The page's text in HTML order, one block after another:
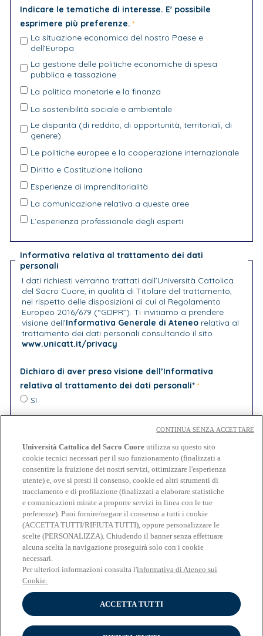
Indicare le tematiche di interesse. E' possibile
esprimere più preferenze.
La situazione economica del nostro Paese e
dell’Europa
La gestione delle politiche economiche di spesa
pubblica e tassazione
La politica monetarie e la finanza
La sostenibilità sociale e ambientale
Le disparità (di reddito, di opportunità, territoriali, di
genere)
Le politiche europee e la cooperazione internazionale
Diritto e Costituzione italiana
Esperienze di imprenditorialità
La comunicazione relativa a queste aree
L’esperienza professionale degli esperti
Informativa relativa al trattamento dei dati
personali
I dati richiesti verranno trattati dall’Università Cattolica
del Sacro Cuore, in qualità di Titolare del trattamento,
nel rispetto delle disposizioni di cui al Regolamento
Europeo 2016/679 (“GDPR”). Ti invitiamo a prendere
visione dell’Informativa Generale di Ateneo relativa al
trattamento dei dati personali consultando il sito
www.unicatt.it/privacy
Dichiaro di aver preso visione dell’Informativa
relativa al trattamento dei dati personali*
SI
comunicazioni e materiale
informativoaventi come oggetto:iscrizione ad eventi
organizzati da partner di Università Cattolicae/o
soggetti terzi, attività promozionali, indagini legate
a iniziative di ricerca- lettera e) dell'Informativa
PRESTO IL CONSENSO
NEGO IL CONSENSO
Università Cattolica del Sacro Cuore utilizza su questo sito
cookie tecnici necessari per il suo funzionamento (finalizzati a
consentire la fruizione dei nostri servizi, ottimizzare l'esperienza
utente) e, ove si presti il consenso, cookie ed altri strumenti di
tracciamento e di profilazione (finalizzati a elaborare statistiche
e comunicazioni mirate a proporre servizi in linea con le tue
preferenze). Puoi fornire/negare il consenso a tutti i cookie
(ACCETTA TUTTI/RIFIUTA TUTTI), oppure personalizzare le
scelte (PERSONALIZZA). Chiudendo il banner senza effettuare
alcuna scelta la navigazione proseguirà solo con i cookie
necessari.
Per ulteriori informazioni consulta l'informativa di Ateneo sui
Cookie.
ACCETTA TUTTI
CONTINUA SENZA ACCETTARE